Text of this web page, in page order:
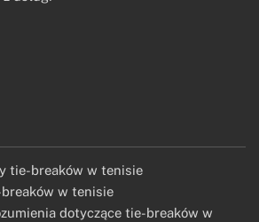
tie-breaków w tenisie
w tenisie
dotyczące tie-breaków w